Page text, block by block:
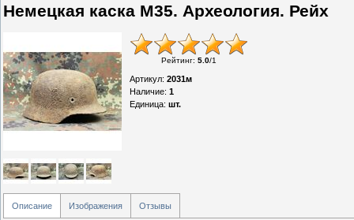
Немецкая каска М35. Археология. Рейх
Рейтинг: 5.0/1
Артикул: 2031м
Наличие: 1
Единица: шт.
Описание Изображения Отзывы